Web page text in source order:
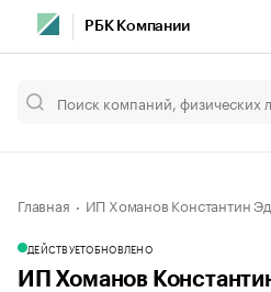
РБК Компании
Главная ИП Хоманов Константин
ДЕЙСТВУЕТОБНОВЛЕНО
ИП Хоманов